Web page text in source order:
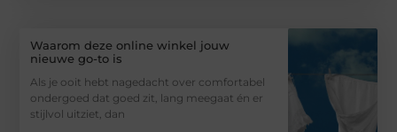
Waarom deze online winkel jouw
nieuwe go-to is
Als je ooit hebt nagedacht over comfortabel
ondergoed dat goed zit, lang meegaat én er
stijlvol uitziet, dan